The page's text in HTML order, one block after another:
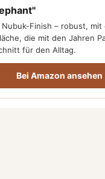
Nubuk-Finish – robust,
die mit den Jahren
für den Alltag.
Bei Amazon